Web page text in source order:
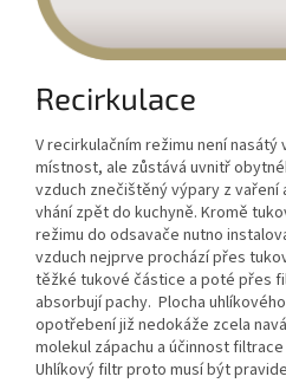
Recirkulace
V recirkulačním režimu není
místnost, ale zůstává uvnitř
vzduch znečištěný výpary z vaření
vhání zpět do kuchyně. Kromě
režimu do odsavače nutno
vzduch nejprve prochází přes
těžké tukové částice a poté přes
absorbují pachy. Plocha
opotřebení již nedokáže zcela
molekul zápachu a účinnost
Uhlíkový filtr proto musí být